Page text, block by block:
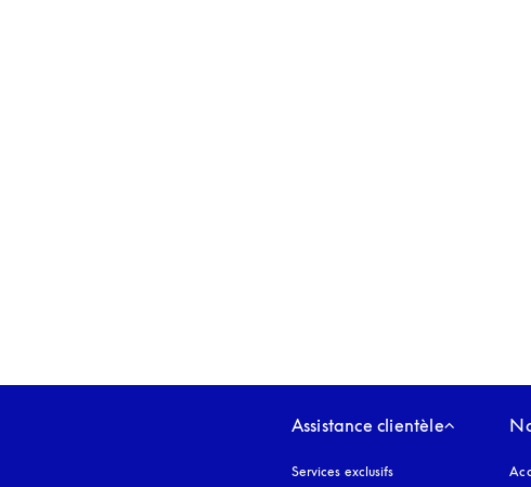
Assistance clientèle
Services exclusifs